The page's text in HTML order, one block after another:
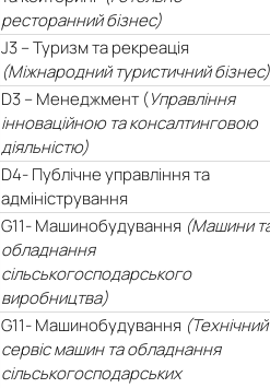
ресторанний бізнес)
J3 – Туризм та рекреація
(Міжнародний туристичний бізнес)
D3 – Менеджмент (Управління
інноваційною та консалтинговою
діяльністю)
D4- Публічне управління та
адміністрування
G11- Машинобудування (Машини
обладнання
сільськогосподарського
виробництва)
G11- Машинобудування (Технічний
сервіс машин та обладнання
сільськогосподарських